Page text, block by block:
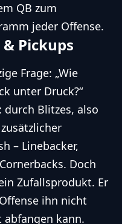
QB zum
jeder Offense.
Pickups
Frage: „Wie
unter Druck?“
Blitzes, also
– Linebacker,
Doch
Zufallsprodukt. Er
ihn nicht
kann.